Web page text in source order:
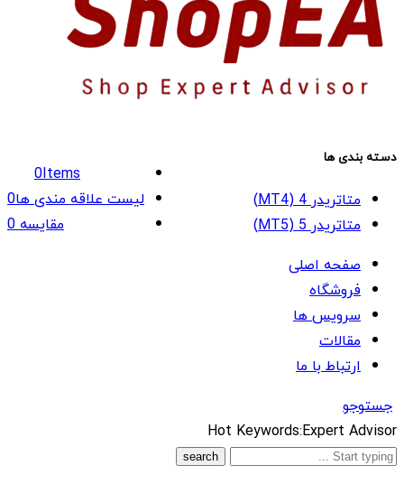
0Items
لیست علاقه مندی ها0
مقایسه0
دسته بندی ها
متاتریدر 4 (MT4)
متاتریدر 5 (MT5)
صفحه اصلی
فروشگاه
سرویس ها
مقالات
ارتباط با ما
جستوجو
What
are
Hot Keywords:Expert Advisor